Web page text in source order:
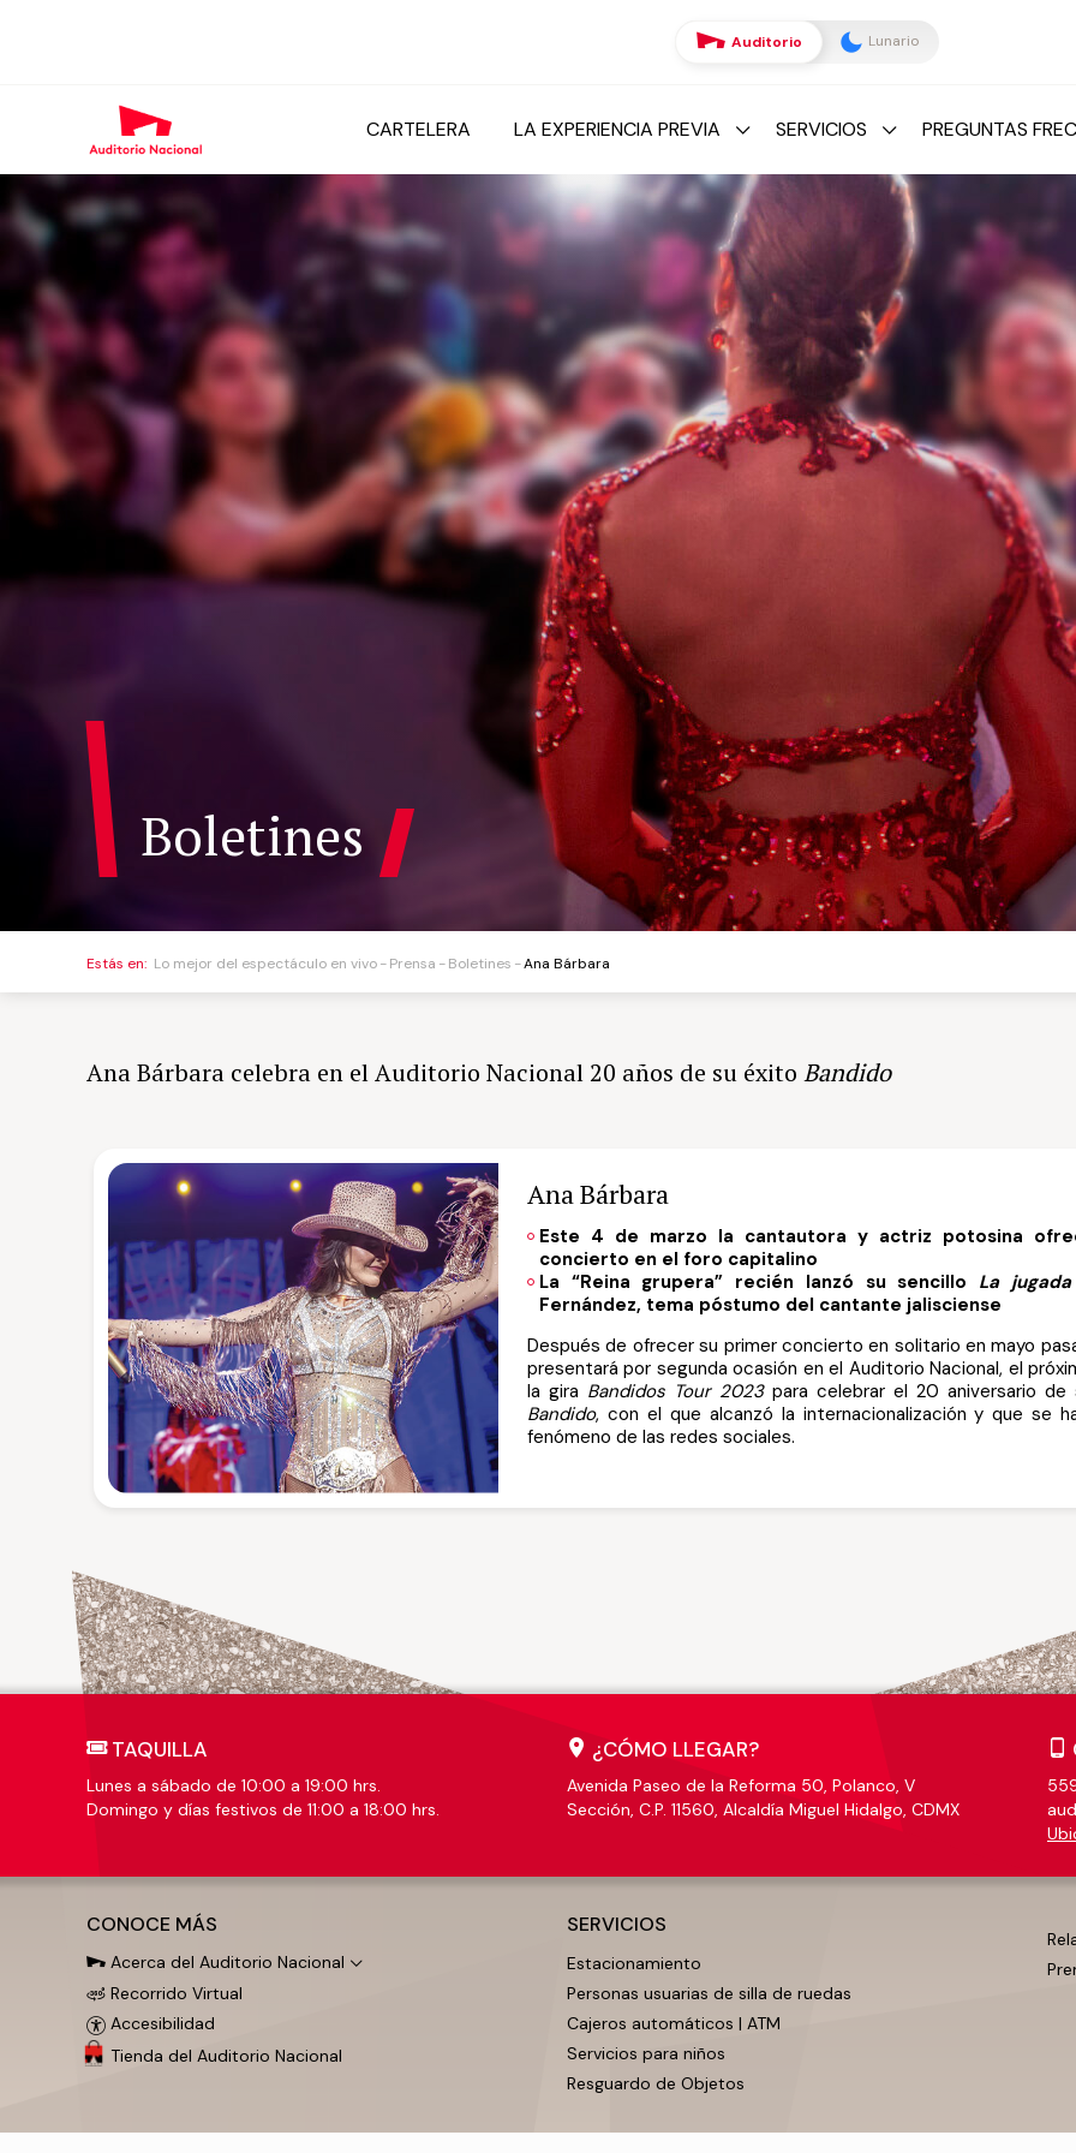
Auditorio Lunario
CARTELERA LA EXPERIENCIA PREVIA SERVICIOS PREGUNTAS
Boletines
Estás en: Lo mejor del espectáculo en vivo Prensa Boletines Ana Bárbara
Ana Bárbara celebra en el Auditorio Nacional 20 años de su éxito Bandido
Ana Bárbara
Este 4 de marzo la cantautora y actriz potosina
concierto en el foro capitalino
La “Reina grupera” recién lanzó su sencillo La jugada
Fernández, tema póstumo del cantante jalisciense
Después de ofrecer su primer concierto en solitario en mayo
presentará por segunda ocasión en el Auditorio Nacional, el
la gira Bandidos Tour 2023para celebrar el 20 aniversario de
Bandido, con el que alcanzó la internacionalización y que se
fenómeno de las redes sociales.
TAQUILLA
Lunes a sábado de 10:00 a 19:00 hrs.
Domingo y días festivos de 11:00 a 18:00 hrs.
¿CÓMO LLEGAR?
Avenida Paseo de la Reforma 50, Polanco, V
Sección, C.P. 11560, Alcaldía Miguel Hidalgo, CDMX
CONOCE MÁS
Acerca del Auditorio Nacional
Recorrido Virtual
Accesibilidad
Tienda del Auditorio Nacional
SERVICIOS
Estacionamiento
Personas usuarias de silla de ruedas
Cajeros automáticos | ATM
Servicios para niños
Resguardo de Objetos